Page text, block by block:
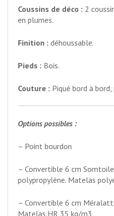
Coussins de déco : 2
en plumes.
Finition : déhoussable.
Pieds : Bois.
Couture : Piqué bord à bord,
Options possibles :
– Point bourdon
– Convertible 6 cm
polypropylène. Matelas
– Convertible 6 cm
Matelas HR 35 kg/m3